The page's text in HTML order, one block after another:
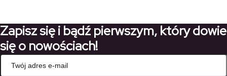
231,00 zł
Zapisz się i bądź pierwszym, który dowie
się o nowościach!